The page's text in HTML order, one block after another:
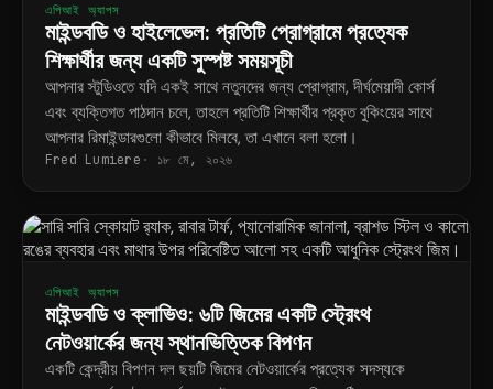
এপিআই অ্যাপস
মাইন্ডবডি ও হাইলেভেল: প্রতিটি প্রোগ্রামে প্রত্যেক
শিক্ষার্থীর জন্য একটি সুস্পষ্ট সময়সূচী
আপনার স্টুডিওতে যদি একই সাথে নতুনদের জন্য প্রোগ্রাম, দীর্ঘমেয়াদী কোর্স
এবং ব্যক্তিগত পাঠদান চলে, তাহলে প্রতিটি শিক্ষার্থীর প্রকৃত বুকিংয়ের সাথে
আপনার রিমাইন্ডারগুলো কীভাবে মিলবে, তা এখানে বলা হলো।
Fred Lumiere ১৮ মে, ২০২৬
এপিআই অ্যাপস
মাইন্ডবডি ও ক্লাভিও: ৬টি জিমের একটি স্ট্রেংথ
নেটওয়ার্কের জন্য স্থানভিত্তিক বিপণন
একটি কেন্দ্রীয় বিপণন দল ছয়টি জিমের নেটওয়ার্কের প্রত্যেক সদস্যকে